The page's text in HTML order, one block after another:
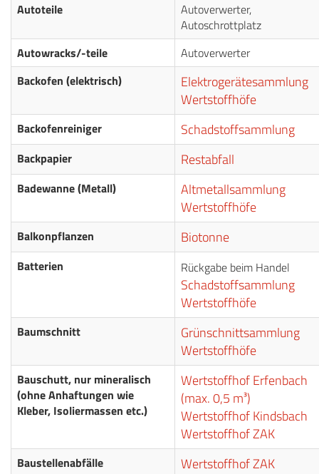
Autoteile
Autoverwerter,
Autoschrottplatz
Autowracks/-teile
Autoverwerter
Backofen (elektrisch)
Elektrogerätesammlung
Wertstoffhöfe
Backofenreiniger Schadstoffsammlung
Backpapier Restabfall
Badewanne (Metall)
Altmetallsammlung
Wertstoffhöfe
Balkonpflanzen Biotonne
Batterien Rückgabe beim Handel
Schadstoffsammlung
Wertstoffhöfe
Baumschnitt
Grünschnittsammlung
Wertstoffhöfe
Bauschutt, nur mineralisch
(ohne Anhaftungen wie
Kleber, Isoliermassen etc.)
Wertstoffhof Erfenbach
(max. 0,5 m³)
Wertstoffhof Kindsbach
Wertstoffhof ZAK
Baustellenabfälle Wertstoffhof ZAK